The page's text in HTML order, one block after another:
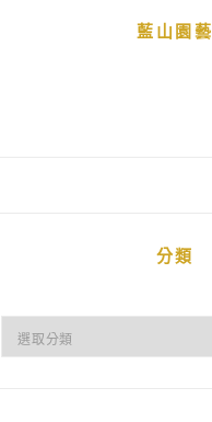
藍山園藝
分類